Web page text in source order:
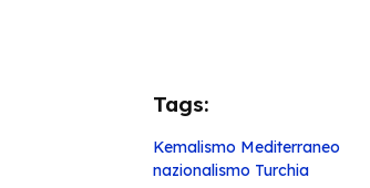
Tags:
Kemalismo Mediterraneo
nazionalismo Turchia